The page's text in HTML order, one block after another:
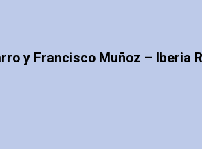
y Francisco Muñoz – Iberia